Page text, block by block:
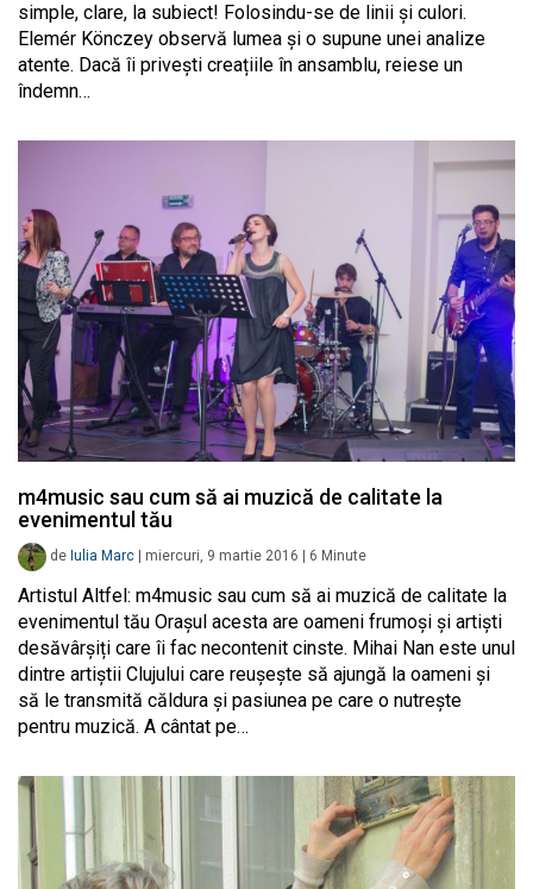
simple, clare, la subiect! Folosindu-se de linii și culori.
Elemér Könczey observă lumea și o supune unei analize
atente. Dacă îi privești creațiile în ansamblu, reiese un
îndemn…
m4music sau cum să ai muzică de calitate la
evenimentul tău
de Iulia Marc miercuri, 9 martie 2016 6 Minute
Artistul Altfel: m4music sau cum să ai muzică de calitate la
evenimentul tău Orașul acesta are oameni frumoși și artiști
desăvârșiți care îi fac necontenit cinste. Mihai Nan este unul
dintre artiștii Clujului care reușește să ajungă la oameni și
să le transmită căldura și pasiunea pe care o nutrește
pentru muzică. A cântat pe…